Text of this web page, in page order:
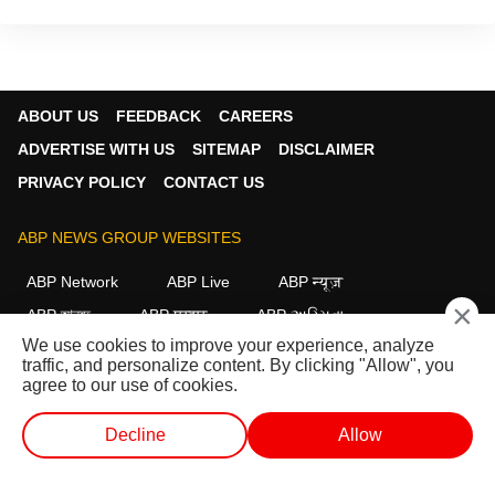
ABOUT US FEEDBACK
CAREERS
ADVERTISE WITH US
SITEMAP
DISCLAIMER
PRIVACY POLICY
CONTACT US
ABP NEWS GROUP WEBSITES
ABP Network ABP Live
ABP न्यूज़
ABP আনন্দ
ABP माझा
ABP અસ્મિતા
ABP Ganga
ABP ਸਾਂਝਾ ABP நாடு ABP దేశం
FOLLOW US
×
We use cookies to improve your experience, analyze
traffic, and personalize content. By clicking "Allow", you
agree to our use of cookies.
Decline Allow